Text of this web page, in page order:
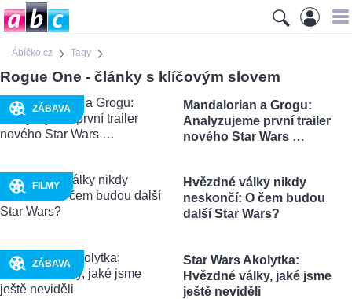
Ábíčko.cz Tagy
Rogue One - články s klíčovým slovem
ZÁBAVA
Mandalorian a Grogu:
Analyzujeme první trailer
nového Star Wars …
FILMY
Hvězdné války nikdy
neskončí: O čem budou
další Star Wars?
ZÁBAVA
Star Wars Akolytka:
Hvězdné války, jaké jsme
ještě neviděli